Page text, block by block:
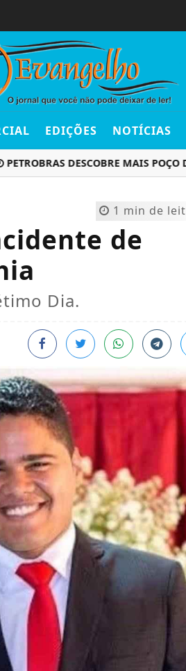
EDIÇÕES NOTÍCIAS
DESCOBRE MAIS POÇO
1 min de
de
Dia.